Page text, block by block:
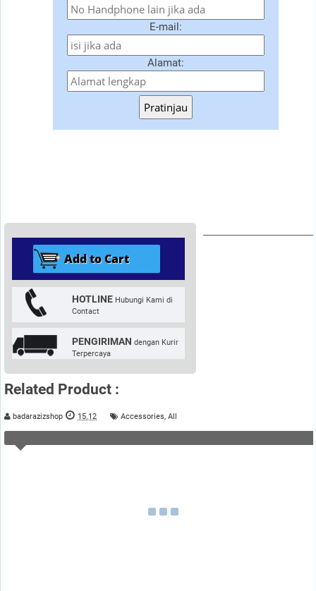
E-mail:
Alamat:
Pratinjau
HOTLINE Hubungi Kami di
Contact
PENGIRIMAN dengan Kurir
Terpercaya
Related Product :
badarazizshop 15.12 Accessories All